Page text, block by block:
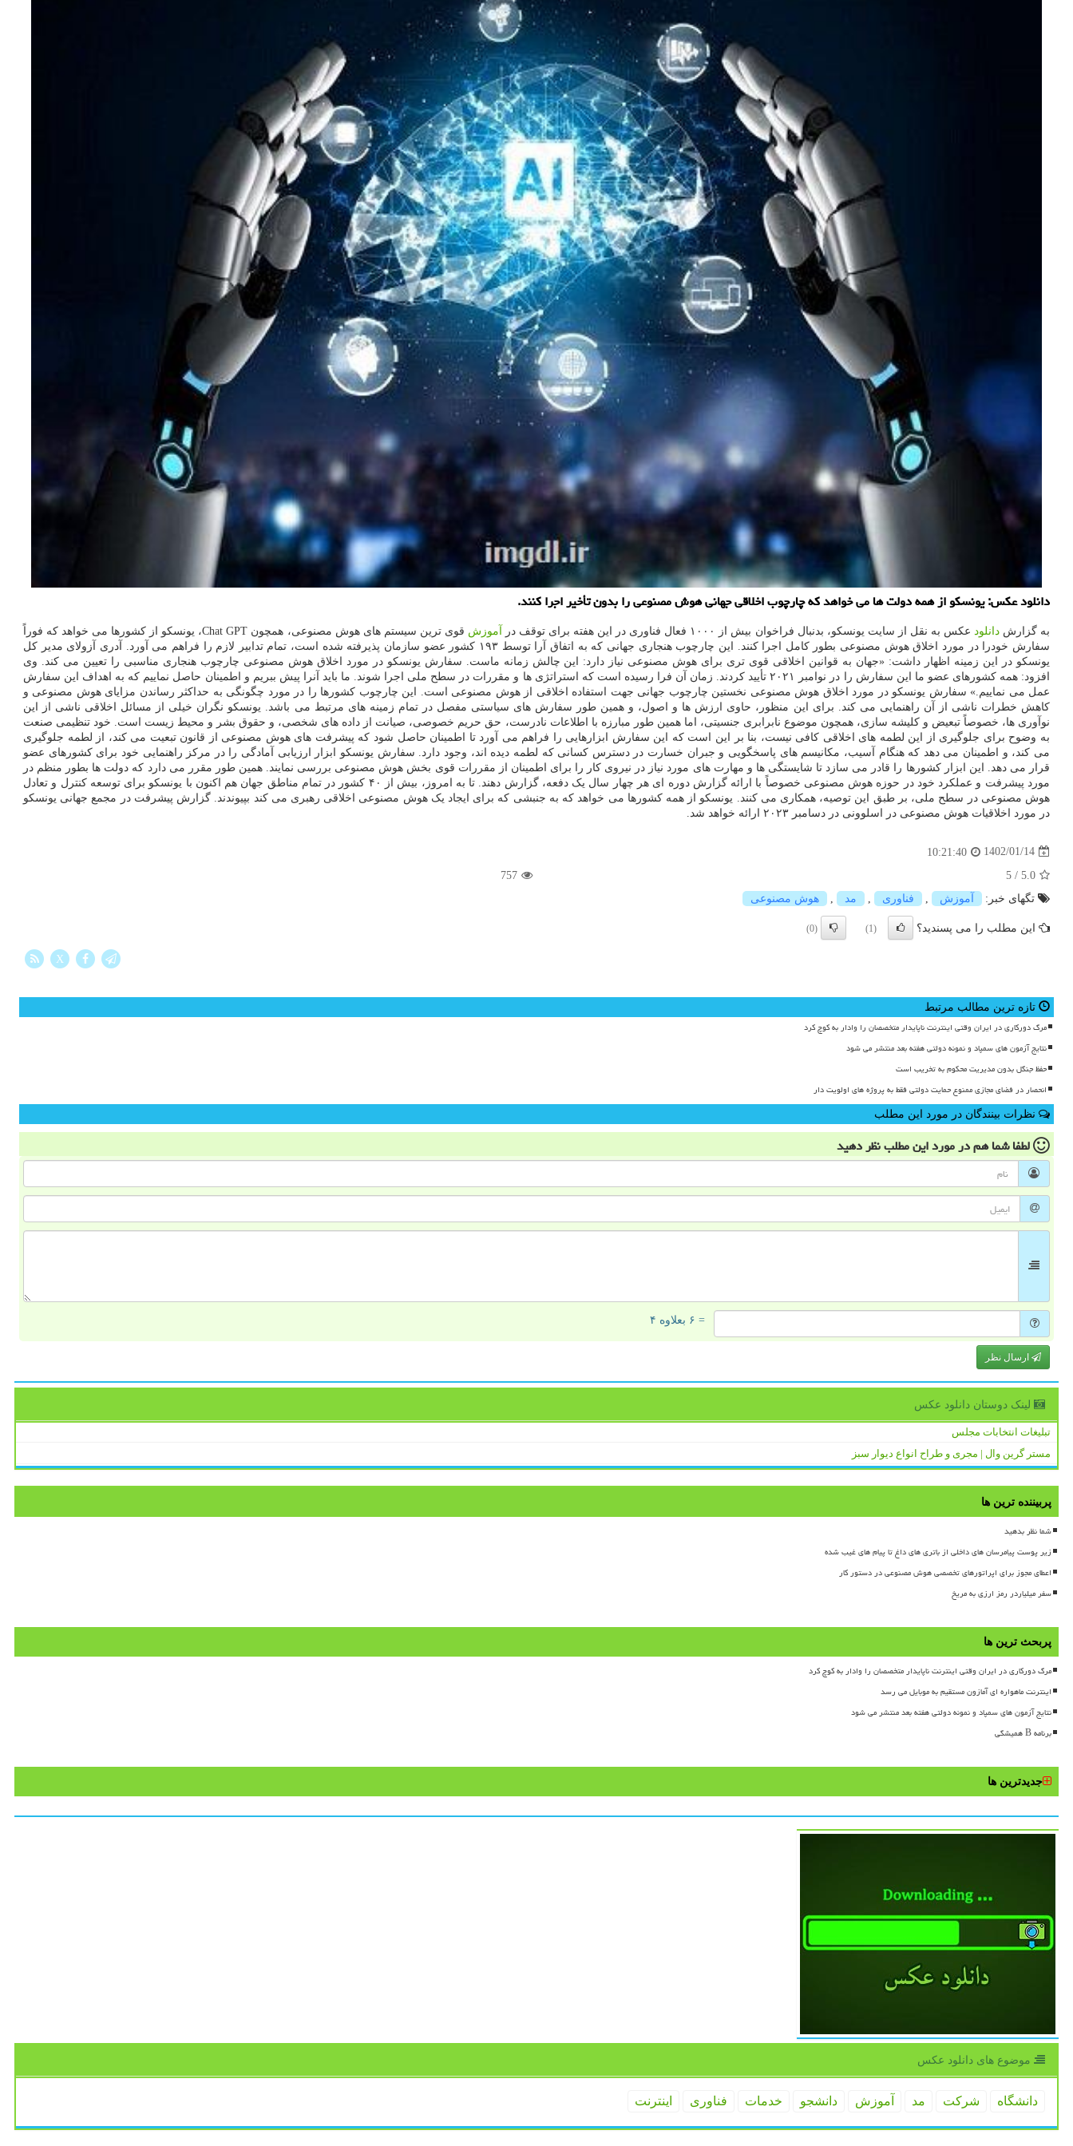
دانلود عکس: یونسکو از همه دولت ها می خواهد که چارچوب اخلاقی جهانی هوش مصنوعی را بدون تأخیر اجرا کنند.
به گزارشدانلود عکس به نقل از سایت یونسکو، بدنبال فراخوان بیش از ۱۰۰۰ فعال فناوری در این هفته برای توقف در آموزش
قوی ترین سیستم های هوش مصنوعی، همچون Chat GPT، یونسکو از کشورها می خواهد که فوراً
سفارش خودرا در مورد اخلاق هوش مصنوعی بطور کامل اجرا کنند. این چارچوب هنجاری جهانی که به اتفاق آرا توسط ۱۹۳ کشور عضو سازمان پذیرفته شده است، تمام تدابیر لازم را فراهم می آورد. آدری آزولای مدیر کل
یونسکو در این زمینه اظهار داشت: «جهان به قوانین اخلاقی قوی تری برای هوش مصنوعی نیاز دارد: این چالش زمانه ماست. سفارش یونسکو در مورد اخلاق هوش مصنوعی چارچوب هنجاری مناسبی را تعیین می کند. وی
افزود: همه کشورهای عضو ما این سفارش را در نوامبر ۲۰۲۱ تأیید کردند. زمان آن فرا رسیده است که استراتژی ها و مقررات در سطح ملی اجرا شوند. ما باید آنرا پیش ببریم و اطمینان حاصل نماییم که به اهداف این سفارش
عمل می نماییم.» سفارش یونسکو در مورد اخلاق هوش مصنوعی نخستین چارچوب جهانی جهت استفاده اخلاقی از هوش مصنوعی است. این چارچوب کشورها را در مورد چگونگی به حداکثر رساندن مزایای هوش مصنوعی و
کاهش خطرات ناشی از آن راهنمایی می کند. برای این منظور، حاوی ارزش ها و اصول، و همین طور سفارش های سیاستی مفصل در تمام زمینه های مرتبط می باشد. یونسکو نگران خیلی از مسائل اخلاقی ناشی از این
نوآوری ها، خصوصاً تبعیض و کلیشه سازی، همچون موضوع نابرابری جنسیتی، اما همین طور مبارزه با اطلاعات نادرست، حق حریم خصوصی، صیانت از داده های شخصی، و حقوق بشر و محیط زیست است. خود تنظیمی صنعت
به وضوح برای جلوگیری از این لطمه های اخلاقی کافی نیست، بنا بر این است که این سفارش ابزارهایی را فراهم می آورد تا اطمینان حاصل شود که پیشرفت های هوش مصنوعی از قانون تبعیت می کند، از لطمه جلوگیری
می کند، و اطمینان می دهد که هنگام آسیب، مکانیسم های پاسخگویی و جبران خسارت در دسترس کسانی که لطمه دیده اند، وجود دارد. سفارش یونسکو ابزار ارزیابی آمادگی را در مرکز راهنمایی خود برای کشورهای عضو
قرار می دهد. این ابزار کشورها را قادر می سازد تا شایستگی ها و مهارت های مورد نیاز در نیروی کار را برای اطمینان از مقررات قوی بخش هوش مصنوعی بررسی نمایند. همین طور مقرر می دارد که دولت ها بطور منظم در
مورد پیشرفت و عملکرد خود در حوزه هوش مصنوعی خصوصاً با ارائه گزارش دوره ای هر چهار سال یک دفعه، گزارش دهند. تا به امروز، بیش از ۴۰ کشور در تمام مناطق جهان هم اکنون با یونسکو برای توسعه کنترل و تعادل
هوش مصنوعی در سطح ملی، بر طبق این توصیه، همکاری می کنند. یونسکو از همه کشورها می خواهد که به جنبشی که برای ایجاد یک هوش مصنوعی اخلاقی رهبری می کند بپیوندند. گزارش پیشرفت در مجمع جهانی یونسکو
در مورد اخلاقیات هوش مصنوعی در اسلوونی در دسامبر ۲۰۲۳ ارائه خواهد شد.
1402/01/14
10:21:40
5.0
/
5
757
تگهای خبر:
آموزش , فناوری , مد , هوش مصنوعی
این مطلب را می پسندید؟ (1)
(0)
X
تازه ترین مطالب مرتبط
مرگ دورکاری در ایران وقتی اینترنت ناپایدار متخصصان را وادار به کوچ کرد
نتایج آزمون های سمپاد و نمونه دولتی هفته بعد منتشر می شود
حفظ جنگل بدون مدیریت محکوم به تخریب است
انحصار در فضای مجازی ممنوع حمایت دولتی فقط به پروژه های اولویت دار
نظرات بینندگان در مورد این مطلب
لطفا شما همدر مورد این مطلبنظر دهید
= ۶ بعلاوه ۴
ارسال نظر
لینک دوستان دانلود عكس
تبلیغات انتخابات مجلس
مستر گرین وال | مجری و طراح انواع دیوار سبز
پربیننده ترین ها
شما نظر بدهید
زیر پوست پیامرسان های داخلی از باتری های داغ تا پیام های غیب شده
اعطای مجوز برای اپراتورهای تخصصی هوش مصنوعی در دستور کار
سفر میلیاردر رمز ارزی به مریخ
پربحث ترین ها
مرگ دورکاری در ایران وقتی اینترنت ناپایدار متخصصان را وادار به کوچ کرد
اینترنت ماهواره ای آمازون مستقیم به موبایل می رسد
نتایج آزمون های سمپاد و نمونه دولتی هفته بعد منتشر می شود
برنامه B همیشگی
جدیدترین ها
موضوع های دانلود عكس
دانشگاه شركت مد آموزش دانشجو خدمات فناوری اینترنت